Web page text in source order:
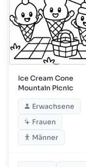
Ice Cream Cone
Mountain Picnic
Erwachsene
Frauen
Männer